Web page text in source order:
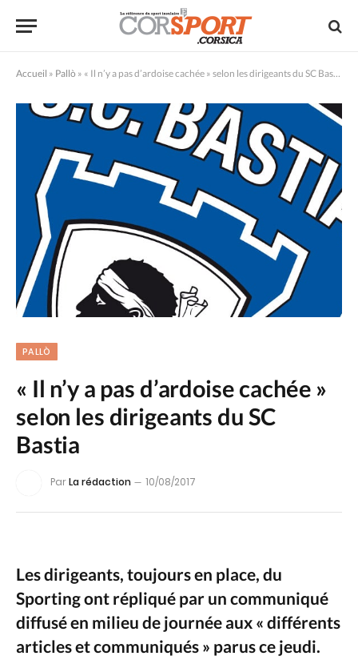
Accueil » Pallò » « Il n’y a pas d’ardoise cachée » selon les dirigeants du SC Bastia
PALLÒ
« Il n’y a pas d’ardoise cachée »
selon les dirigeants du SC
Bastia
ParLa rédaction 10/08/2017
Les dirigeants, toujours en place, du
Sporting ont répliqué par un communiqué
diffusé en milieu de journée aux « différents
articles et communiqués » parus ce jeudi.